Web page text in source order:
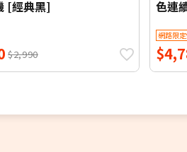
[經典黑]
$2,990
色連
網路限